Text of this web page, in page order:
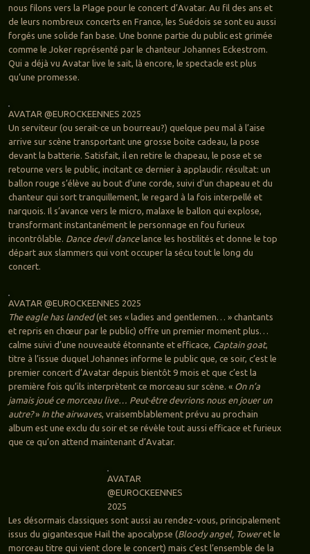
nous filons vers la Plage pour le concert d’Avatar. Au fil des ans et
de leurs nombreux concerts en France, les Suédois se sont eu aussi
forgés une solide fan base. Une bonne partie du public est grimée
comme le Joker représenté par le chanteur Johannes Eckestrom.
Qui a déjà vu Avatar live le sait, là encore, le spectacle est plus
qu’une promesse.
AVATAR @EUROCKEENNES 2025
Un serviteur (ou serait-ce un bourreau?) quelque peu mal à l’aise
arrive sur scène transportant une grosse boite cadeau, la pose
devant la batterie. Satisfait, il en retire le chapeau, le pose et se
retourne vers le public, incitant ce dernier à applaudir. résultat: un
ballon rouge s’élève au bout d’une corde, suivi d’un chapeau et du
chanteur qui sort tranquillement, le regard à la fois interpellé et
narquois. Il s’avance vers le micro, malaxe le ballon qui explose,
transformant instantanément le personnage en fou furieux
incontrôlable. Dance devil dancelance les hostilités et donne le top
départ aux slammers qui vont occuper la sécu tout le long du
concert.
AVATAR @EUROCKEENNES 2025
The eagle has landed(et ses « ladies and gentlemen… » chantants
et repris en chœur par le public) offre un premier moment plus…
calme suivi d’une nouveauté étonnante et efficace, Captain goat,
titre à l’issue duquel Johannes informe le public que, ce soir, c’est le
premier concert d’Avatar depuis bientôt 9 mois et que c’est la
première fois qu’ils interprètent ce morceau sur scène. « On n’a
jamais joué ce morceau live… Peut-être devrions nous en jouer un
autre?» In the airwaves, vraisemblablement prévu au prochain
album est une exclu du soir et se révèle tout aussi efficace et furieux
que ce qu’on attend maintenant d’Avatar.
AVATAR
@EUROCKEENNES
2025
Les désormais classiques sont aussi au rendez-vous, principalement
issus du gigantesque Hail the apocalypse (Bloody angel, Toweret le
morceau titre qui vient clore le concert) mais c’est l’ensemble de la